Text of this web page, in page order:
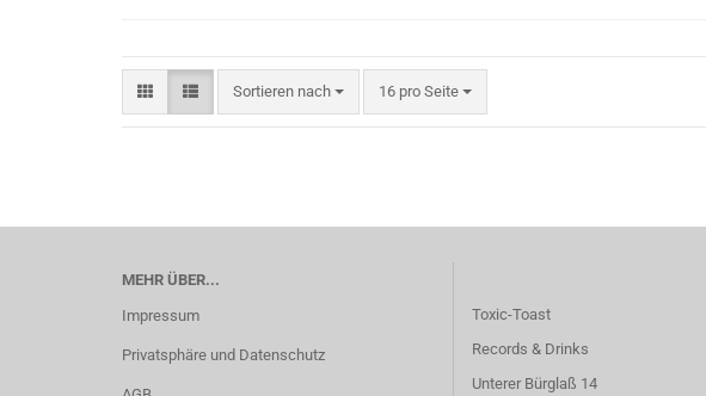
Sortieren nach
Sortieren nach 16 pro Seite
pro Seite
MEHR ÜBER...
Impressum
Privatsphäre und Datenschutz
Toxic-Toast
Records & Drinks
Unterer Bürglaß 14